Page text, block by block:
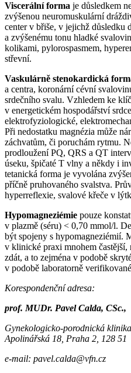
Viscerální forma je důsledkem
zvýšenou neuromuskulární
center v břiše, v jejichž důsledku
a zvýšenému tonu hladké
kolikami, pylorospasmem,
střevní.
Vaskulárně stenokardická
a centra, koronární cévní
srdečního svalu. Vzhledem ke
v energetickém hospodářství
elektrofyziologické,
Při nedostatku magnézia může
záchvatům, či poruchám rytmu.
prodloužení PQ, QRS a QT
úseku, špičaté T vlny a někdy i
tetanická forma je vyvolána
příčně pruhovaného svalstva.
hyperreflexie, svalové křeče v
Hypomagneziémie pouze
v plazmě (séru) < 0,70 mmol⁠/⁠l.
být spojeny s hypomagneziémií.
v klinické praxi mnohem
zdát, a to zejména v podobě
v podobě laboratorně
Korespondenční adresa:
prof. MUDr. Pavel Calda, CSc.,
Gynekologicko-porodnická
Apolinářská 18, Praha 2, 128 51
e-mail: pavel.calda@vfn.cz